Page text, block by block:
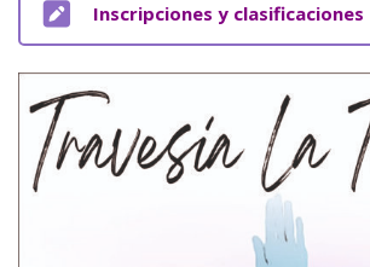
Inscripciones y clasificaciones